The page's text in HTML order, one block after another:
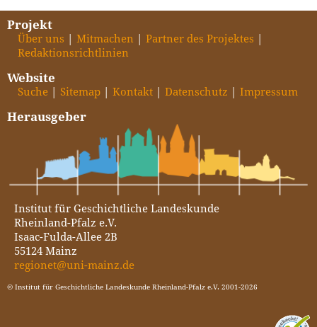
Projekt
Über uns Mitmachen
Partner des Projektes
Redaktionsrichtlinien
Website
Suche Sitemap Kontakt Datenschutz Impressum
Herausgeber
Institut für Geschichtliche Landeskunde
Rheinland-Pfalz e.V.
Isaac-Fulda-Allee 2B
55124 Mainz
regionet@uni-mainz.de
© Institut für Geschichtliche Landeskunde Rheinland-Pfalz e.V. 2001-2026